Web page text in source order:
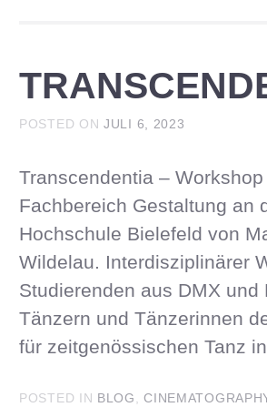
POSTED ONJULI 6, 2023
Transcendentia – Workshop
Fachbereich Gestaltung an
Hochschule Bielefeld von
Wildelau. Interdisziplinärer
Studierenden aus DMX und
Tänzern und Tänzerinnen
für zeitgenössischen Tanz
POSTED IN BLOG ,